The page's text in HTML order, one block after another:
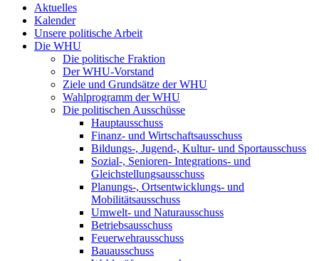
Aktuelles
Kalender
Unsere politische Arbeit
Die WHU
Die politische Fraktion
Der WHU-Vorstand
Ziele und Grundsätze der WHU
Wahlprogramm der WHU
Die politischen Ausschüsse
Hauptausschuss
Finanz- und Wirtschaftsausschuss
Bildungs-, Jugend-, Kultur- und Sportausschuss
Sozial-, Senioren- Integrations- und
Gleichstellungsausschuss
Planungs-, Ortsentwicklungs- und
Mobilitätsausschuss
Umwelt- und Naturausschuss
Betriebsausschuss
Feuerwehrausschuss
Bauausschuss